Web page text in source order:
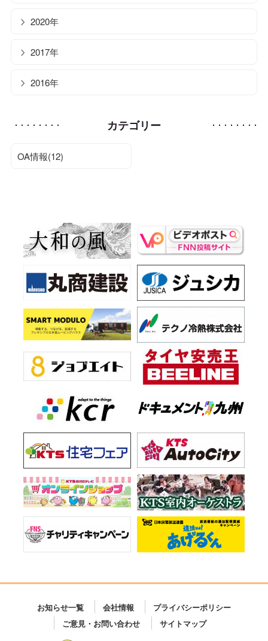
2020年
2017年
2016年
カテゴリー
OA情報(12)
お知らせ一覧 会社情報
プライバシーポリシー
ご意見・お問い合わせ
サイトマップ